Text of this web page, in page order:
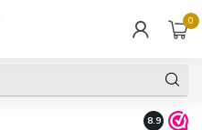
0
Fysieke
8.9